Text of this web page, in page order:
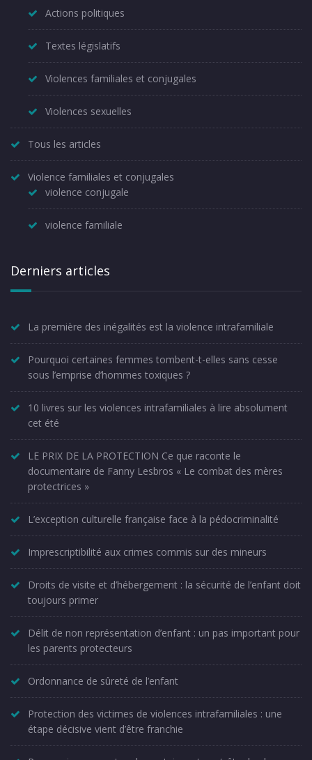
Actions politiques
Textes législatifs
Violences familiales et conjugales
Violences sexuelles
Tous les articles
Violence familiales et conjugales
violence conjugale
violence familiale
Derniers articles
La première des inégalités est la violence intrafamiliale
Pourquoi certaines femmes tombent-t-elles sans cesse
sous l’emprise d’hommes toxiques ?
10 livres sur les violences intrafamiliales à lire absolument
cet été
LE PRIX DE LA PROTECTION Ce que raconte le
documentaire de Fanny Lesbros « Le combat des mères
protectrices »
L’exception culturelle française face à la pédocriminalité
Imprescriptibilité aux crimes commis sur des mineurs
Droits de visite et d’hébergement : la sécurité de l’enfant doit
toujours primer
Délit de non représentation d’enfant : un pas important pour
les parents protecteurs
Ordonnance de sûreté de l’enfant
Protection des victimes de violences intrafamiliales : une
étape décisive vient d’être franchie